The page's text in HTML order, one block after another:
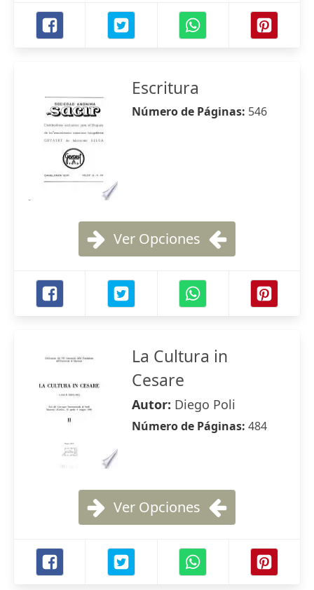
Escritura
Número de Páginas: 546
Ver Opciones
La Cultura in
Cesare
Autor: Diego Poli
Número de Páginas: 484
Ver Opciones